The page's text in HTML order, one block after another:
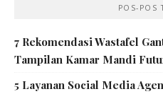
POS-POS
7 Rekomendasi Wastafel
Tampilan Kamar Mandi
5 Layanan Social Media